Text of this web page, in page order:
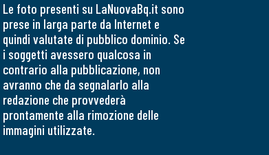
Le foto presenti su LaNuovaBq.it sono
prese in larga parte da Internet e
quindi valutate di pubblico dominio. Se
i soggetti avessero qualcosa in
contrario alla pubblicazione, non
avranno che da segnalarlo alla
redazione che provvederà
prontamente alla rimozione delle
immagini utilizzate.